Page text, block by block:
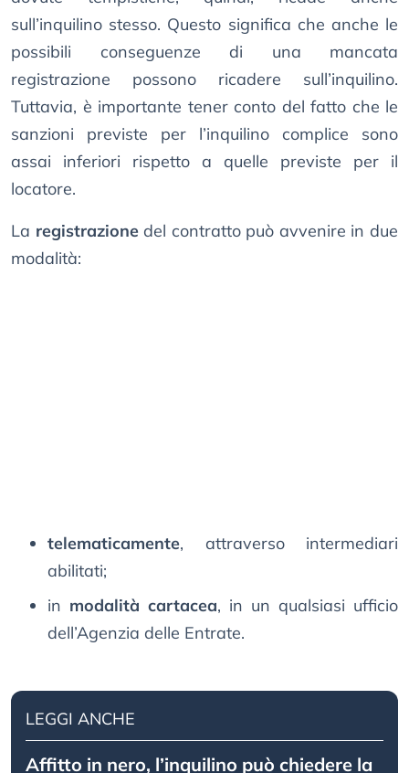
sull’inquilino stesso. Questo significa che anche le
possibili conseguenze di una mancata
registrazione possono ricadere sull’inquilino.
Tuttavia, è importante tener conto del fatto che le
sanzioni previste per l’inquilino complice sono
assai inferiori rispetto a quelle previste per il
locatore.
La registrazionedel contratto può avvenire in due
modalità:
telematicamente, attraverso intermediari
abilitati;
in modalità cartacea, in un qualsiasi ufficio
dell’Agenzia delle Entrate.
LEGGI ANCHE
Affitto in nero, l’inquilino può chiedere la